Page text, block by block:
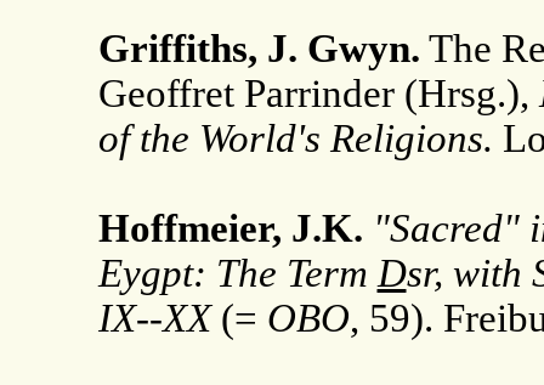
Griffiths, J. Gwyn. The
Geoffret Parrinder (Hrsg.),
of the World's Religions.
Hoffmeier, J.K. "Sacred"
Eygpt: The Term Dsr, with
IX--XX(= OBO, 59).